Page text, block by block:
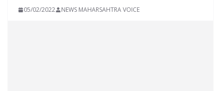
05/02/2022 NEWS MAHARSAHTRA VOICE